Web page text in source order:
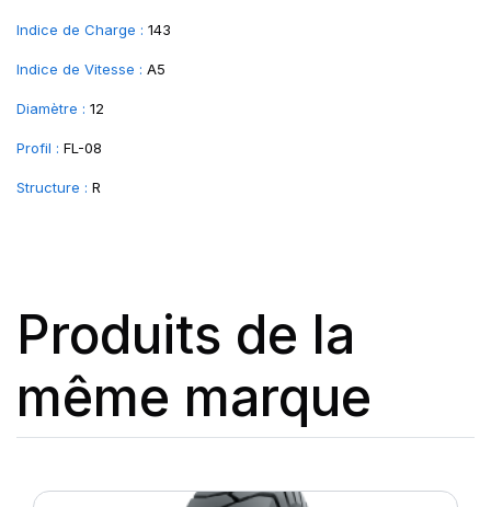
Indice de Charge : 143
Indice de Vitesse : A5
Diamètre : 12
Profil : FL-08
Structure : R
Produits de la
même marque